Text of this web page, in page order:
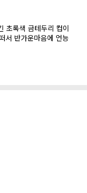
둘이 커플로 사용하려
랜시간 고민을 해서 아
저만이 아닙니다.마음
라 아까운마음에 사용
납니다.딴지마켓 관계
초록색 금테두리 컵이
서 반가운마음에 언능